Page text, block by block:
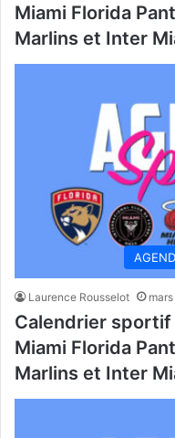
Miami Florida
Marlins et Inter
Laurence Rousselot
Calendrier sportif
Miami Florida
Marlins et Inter